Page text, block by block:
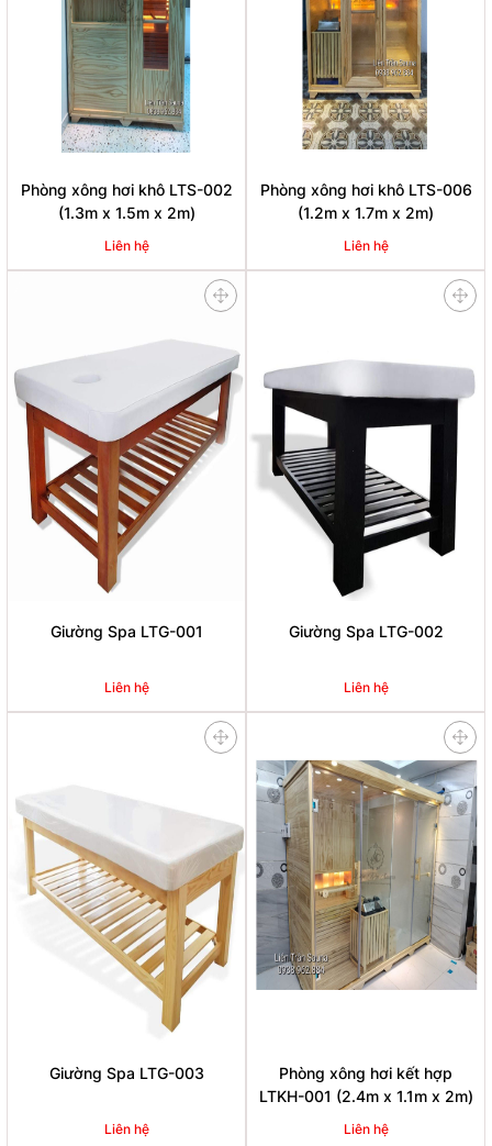
Phòng xông hơi khô LTS-002
(1.3m x 1.5m x 2m)
Liên hệ
Phòng xông hơi khô LTS-006
(1.2m x 1.7m x 2m)
Liên hệ
Giường Spa LTG-001
Liên hệ
Giường Spa LTG-002
Liên hệ
Giường Spa LTG-003
Liên hệ
Phòng xông hơi kết hợp
LTKH-001 (2.4m x 1.1m x 2m)
Liên hệ